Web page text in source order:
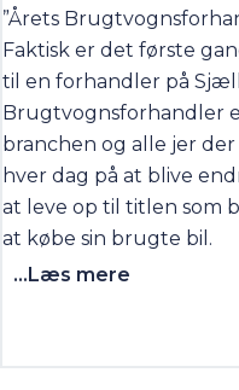
”Årets
Faktisk er det første
til en forhandler på
Brugtvognsforhandler
branchen og alle jer
hver dag på at blive
at leve op til titlen som
at købe sin brugte bil.
...Læs mere